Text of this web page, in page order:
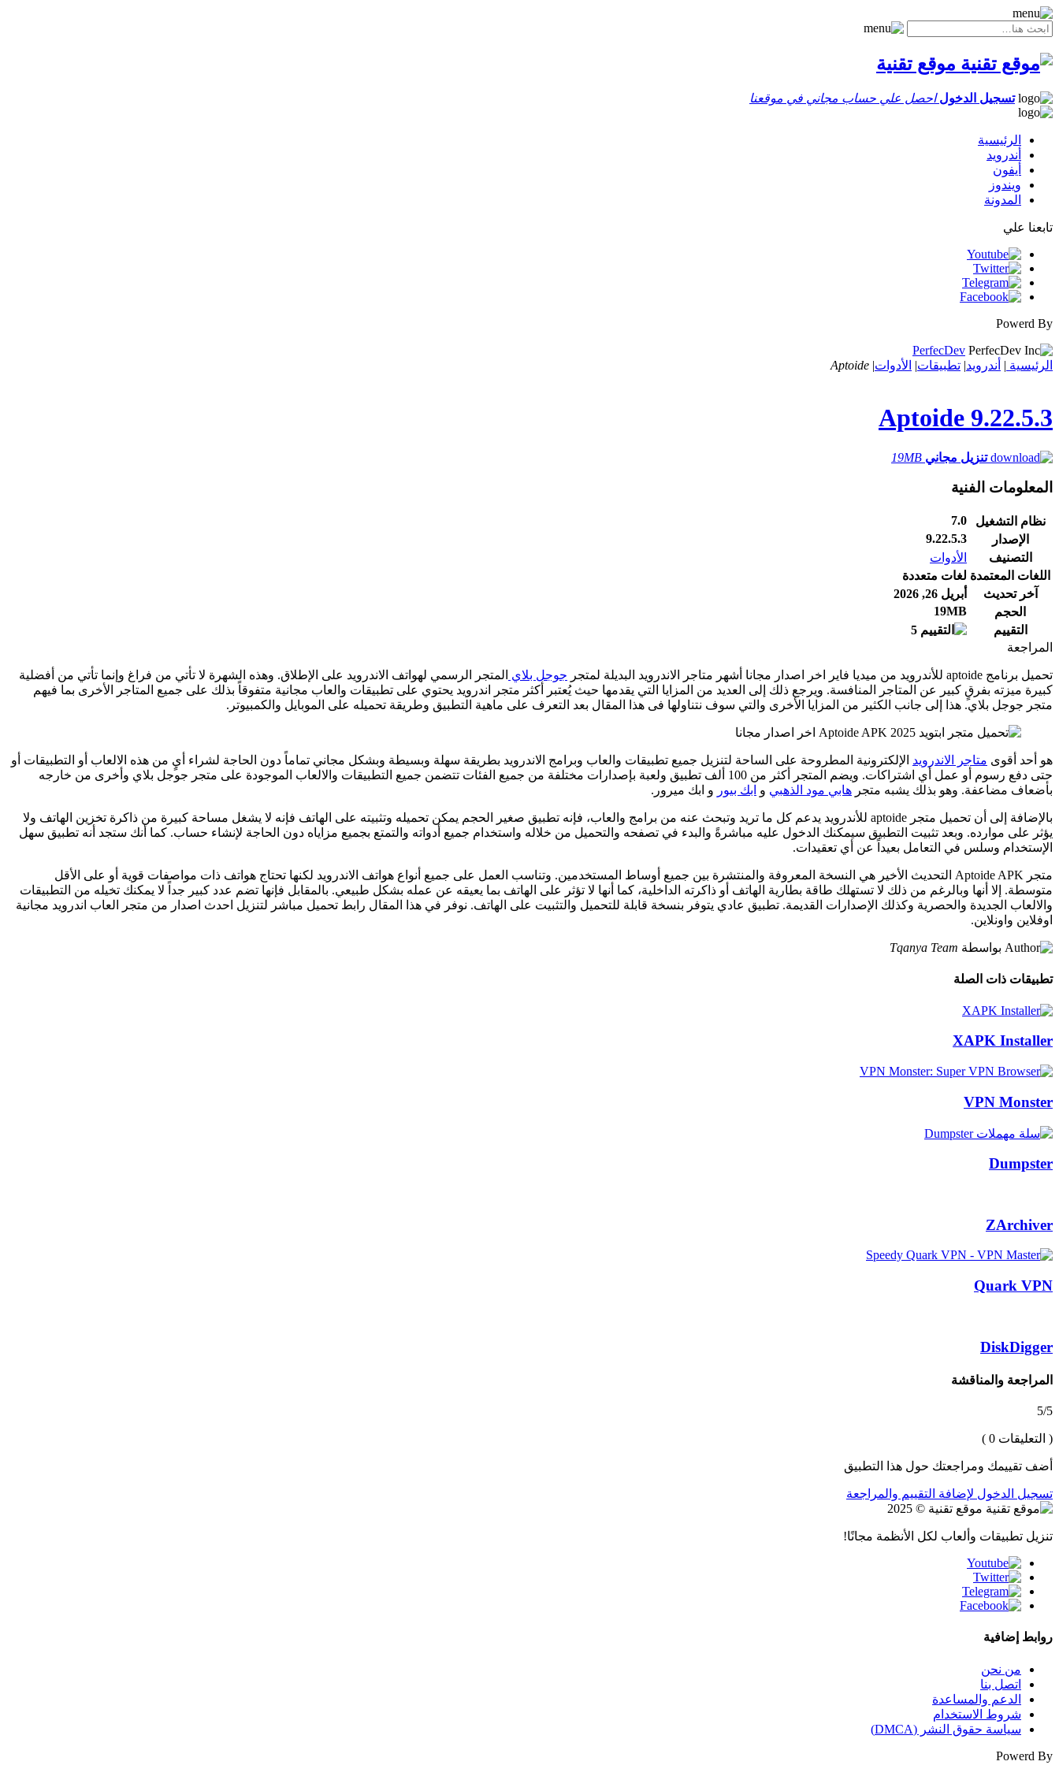
موقع تقنية
تسجيل الدخول احصل علي حساب مجاني في موقعنا
الرئيسية
أندرويد
أيفون
ويندوز
المدونة
تابعنا علي
Powerd By
PerfecDev
الرئيسية | أندرويد| تطبيقات| الأدوات|
Aptoide
Aptoide 9.22.5.3
تنزيل مجاني 19MB
المعلومات الفنية
نظام التشغيل
7.0
الإصدار
9.22.5.3
التصنيف
الأدوات
اللغات المعتمدة لغات متعددة
آخر تحديث
أبريل 26, 2026
الحجم
19MB
التقييم
المراجعة
تحميل برنامج aptoide للأندرويد من ميديا فاير اخر اصدار مجانا أشهر متاجر الاندرويد البديلة لمتجر جوجل بلاي المتجر الرسمي لهواتف الاندرويد على الإطلاق. وهذه الشهرة لا تأتي من فراغ وإنما تأتي من أفضلية
كبيرة ميزته بفرقٍ كبير عن المتاجر المنافسة. ويرجع ذلك إلى العديد من المزايا التي يقدمها حيث يُعتبر أكثر متجر اندرويد يحتوي على تطبيقات والعاب مجانية متفوقاً بذلك على جميع المتاجر الأخرى بما فيهم
متجر جوجل بلاي. هذا إلى جانب الكثير من المزايا الأخرى والتي سوف نتناولها فى هذا المقال بعد التعرف على ماهية التطبيق وطريقة تحميله على الموبايل والكمبيوتر.
هو أحد أقوى متاجر الاندرويد الإلكترونية المطروحة على الساحة لتنزيل جميع تطبيقات والعاب وبرامج الاندرويد بطريقة سهلة وبسيطة وبشكل مجاني تماماً دون الحاجة لشراء أيٍ من هذه الالعاب أو التطبيقات أو
حتى دفع رسوم أو عمل أي اشتراكات. ويضم المتجر أكثر من 100 ألف تطبيق ولعبة بإصدارات مختلفة من جميع الفئات تتضمن جميع التطبيقات والالعاب الموجودة على متجر جوجل بلاي وأخرى من خارجه
بأضعاف مضاعفة. وهو بذلك يشبه متجر هابي مود الذهبي و ابك بيور و ابك ميرور.
بالإضافة إلى أن تحميل متجر aptoide للأندرويد يدعم كل ما تريد وتبحث عنه من برامج والعاب، فإنه تطبيق صغير الحجم يمكن تحميله وتثبيته على الهاتف فإنه لا يشغل مساحة كبيرة من ذاكرة تخزين الهاتف ولا
يؤثر على موارده. وبعد تثبيت التطبيق سيمكنك الدخول عليه مباشرةً والبدء في تصفحه والتحميل من خلاله واستخدام جميع أدواته والتمتع بجميع مزاياه دون الحاجة لإنشاء حساب. كما أنك ستجد أنه تطبيق سهل
الإستخدام وسلس في التعامل بعيداً عن أي تعقيدات.
متجر Aptoide APK التحديث الأخير هي النسخة المعروفة والمنتشرة بين جميع أوساط المستخدمين. وتناسب العمل على جميع أنواع هواتف الاندرويد لكنها تحتاج هواتف ذات مواصفات قوية أو على الأقل
متوسطة. إلا أنها وبالرغم من ذلك لا تستهلك طاقة بطارية الهاتف أو ذاكرته الداخلية، كما أنها لا تؤثر على الهاتف بما يعيقه عن عمله بشكل طبيعي. بالمقابل فإنها تضم عدد كبير جداً لا يمكنك تخيله من التطبيقات
والالعاب الجديدة والحصرية وكذلك الإصدارات القديمة. تطبيق عادي يتوفر بنسخة قابلة للتحميل والتثبيت على الهاتف. نوفر في هذا المقال رابط تحميل مباشر لتنزيل احدث اصدار من متجر العاب اندرويد مجانية
اوفلاين واونلاين.
بواسطة Tqanya Team
تطبيقات ذات الصلة
XAPK Installer
VPN Monster
Dumpster
ZArchiver
Quark VPN
DiskDigger
المراجعة والمناقشة
5/5
( التعليقات 0 )
أضف تقييمك ومراجعتك حول هذا التطبيق
تسجيل الدخول لإضافة التقييم والمراجعة
موقع تقنية © 2025
تنزيل تطبيقات وألعاب لكل الأنظمة مجانًا!
روابط إضافية
من نحن
اتصل بنا
الدعم والمساعدة
شروط الاستخدام
سياسة حقوق النشر (DMCA)
Powerd By